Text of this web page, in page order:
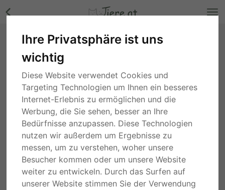
Ihre Privatsphäre ist uns
wichtig
Diese Website verwendet Cookies und
Targeting Technologien um Ihnen ein besseres
Internet-Erlebnis zu ermöglichen und die
Werbung, die Sie sehen, besser an Ihre
Bedürfnisse anzupassen. Diese Technologien
nutzen wir außerdem um Ergebnisse zu
messen, um zu verstehen, woher unsere
Besucher kommen oder um unsere Website
weiter zu entwickeln. Durch das Surfen auf
unserer Website stimmen Sie der Verwendung
Boxer Welpen - Hündin Bilder
Bayern, vor 3 Jahren